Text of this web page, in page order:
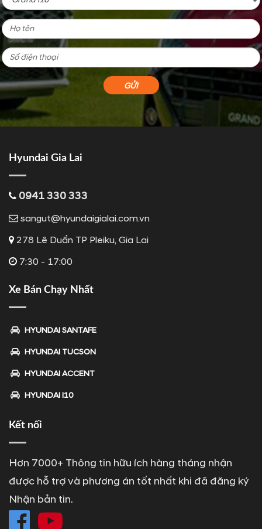
Hyundai Gia Lai
0941 330 333
sangut@hyundaigialai.com.vn
278 Lê Duẩn TP Pleiku, Gia Lai
7:30 - 17:00
Xe Bán Chạy Nhất
HYUNDAI SANTAFE
HYUNDAI TUCSON
HYUNDAI ACCENT
HYUNDAI I10
Kết nối
Hơn 7000+ Thông tin hữu ích hàng tháng nhận
được hỗ trợ và phương án tốt nhất khi đã đăng ký
Nhận bản tin.